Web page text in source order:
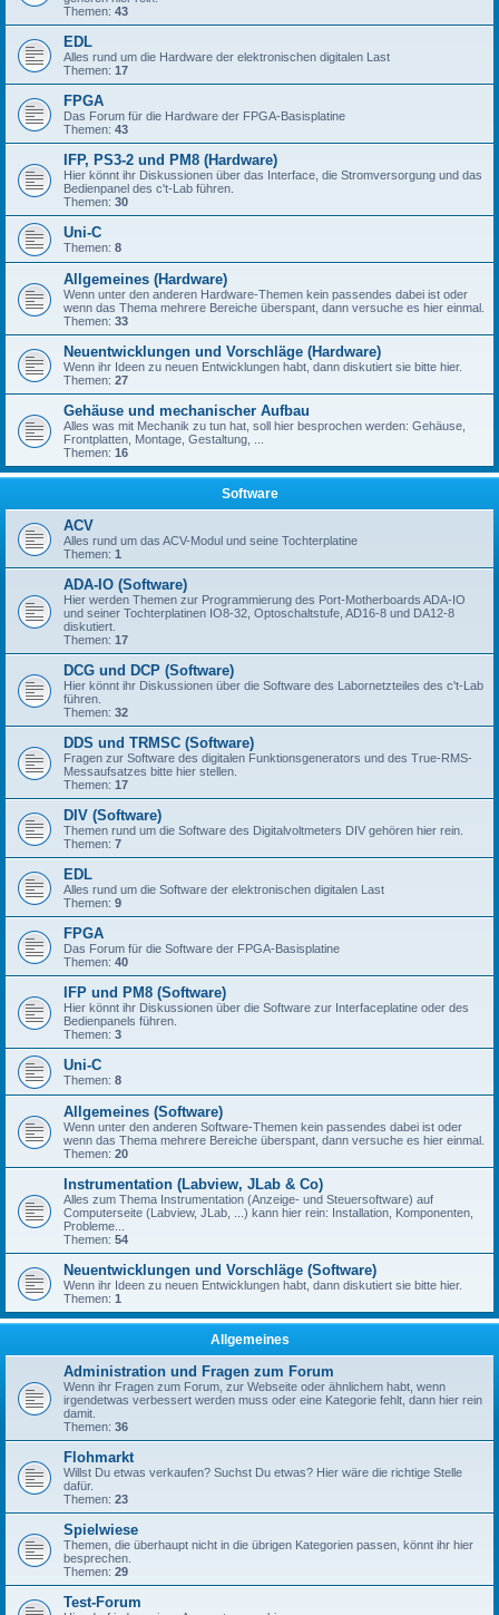
Themen: 43
EDL
Alles rund um die Hardware der elektronischen digitalen Last
Themen: 17
FPGA
Das Forum für die Hardware der FPGA-Basisplatine
Themen: 43
IFP, PS3-2 und PM8 (Hardware)
Hier könnt ihr Diskussionen über das Interface, die Stromversorgung und das
Bedienpanel des c't-Lab führen.
Themen: 30
Uni-C
Themen: 8
Allgemeines (Hardware)
Wenn unter den anderen Hardware-Themen kein passendes dabei ist oder
wenn das Thema mehrere Bereiche überspant, dann versuche es hier einmal.
Themen: 33
Neuentwicklungen und Vorschläge (Hardware)
Wenn ihr Ideen zu neuen Entwicklungen habt, dann diskutiert sie bitte hier.
Themen: 27
Gehäuse und mechanischer Aufbau
Alles was mit Mechanik zu tun hat, soll hier besprochen werden: Gehäuse,
Frontplatten, Montage, Gestaltung, ...
Themen: 16
Software
ACV
Alles rund um das ACV-Modul und seine Tochterplatine
Themen: 1
ADA-IO (Software)
Hier werden Themen zur Programmierung des Port-Motherboards ADA-IO
und seiner Tochterplatinen IO8-32, Optoschaltstufe, AD16-8 und DA12-8
diskutiert.
Themen: 17
DCG und DCP (Software)
Hier könnt ihr Diskussionen über die Software des Labornetzteiles des c't-Lab
führen.
Themen: 32
DDS und TRMSC (Software)
Fragen zur Software des digitalen Funktionsgenerators und des True-RMS-
Messaufsatzes bitte hier stellen.
Themen: 17
DIV (Software)
Themen rund um die Software des Digitalvoltmeters DIV gehören hier rein.
Themen: 7
EDL
Alles rund um die Software der elektronischen digitalen Last
Themen: 9
FPGA
Das Forum für die Software der FPGA-Basisplatine
Themen: 40
IFP und PM8 (Software)
Hier könnt ihr Diskussionen über die Software zur Interfaceplatine oder des
Bedienpanels führen.
Themen: 3
Uni-C
Themen: 8
Allgemeines (Software)
Wenn unter den anderen Software-Themen kein passendes dabei ist oder
wenn das Thema mehrere Bereiche überspant, dann versuche es hier einmal.
Themen: 20
Instrumentation (Labview, JLab & Co)
Alles zum Thema Instrumentation (Anzeige- und Steuersoftware) auf
Computerseite (Labview, JLab, ...) kann hier rein: Installation, Komponenten,
Probleme...
Themen: 54
Neuentwicklungen und Vorschläge (Software)
Wenn ihr Ideen zu neuen Entwicklungen habt, dann diskutiert sie bitte hier.
Themen: 1
Allgemeines
Administration und Fragen zum Forum
Wenn ihr Fragen zum Forum, zur Webseite oder ähnlichem habt, wenn
irgendetwas verbessert werden muss oder eine Kategorie fehlt, dann hier rein
damit.
Themen: 36
Flohmarkt
Willst Du etwas verkaufen? Suchst Du etwas? Hier wäre die richtige Stelle
dafür.
Themen: 23
Spielwiese
Themen, die überhaupt nicht in die übrigen Kategorien passen, könnt ihr hier
besprechen.
Themen: 29
Test-Forum